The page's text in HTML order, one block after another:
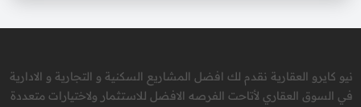
نيو كايرو العقارية نقدم لك افضل المشاريع السكنية و التجارية و الادارية
في السوق العقاري لأتاحت الفرصه الافضل للاستثمار ولاختيارات متعددة